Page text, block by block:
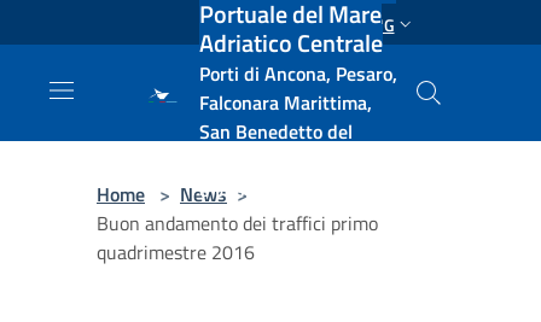
Salta al contenuto principale ENG
Portuale del Mare
Adriatico Centrale
Porti di Ancona, Pesaro,
Falconara Marittima,
San Benedetto del
e Vasto
Home > News >
Buon andamento dei traffici primo
quadrimestre 2016